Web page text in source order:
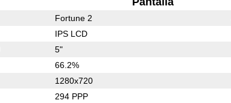
Fortune 2
IPS LCD
5"
66.2%
1280x720
294 PPP